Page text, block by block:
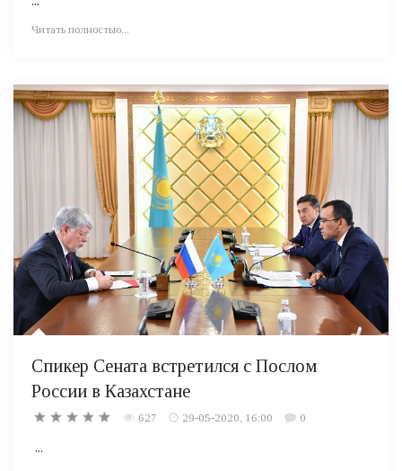
Читать полностью...
Спикер Сената встретился с Послом
России в Казахстане
627 29-05-2020, 16:00 0
...